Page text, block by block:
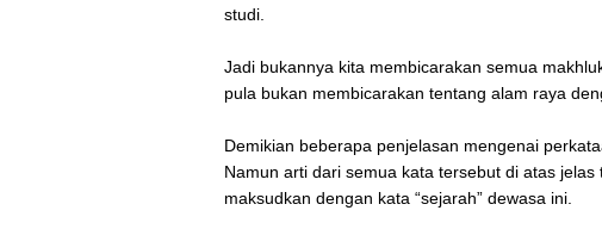
studi.
Jadi bukannya kita membicarakan semua
pula bukan membicarakan tentang alam raya
Demikian beberapa penjelasan mengenai
Namun arti dari semua kata tersebut di atas
maksudkan dengan kata “sejarah” dewasa ini.